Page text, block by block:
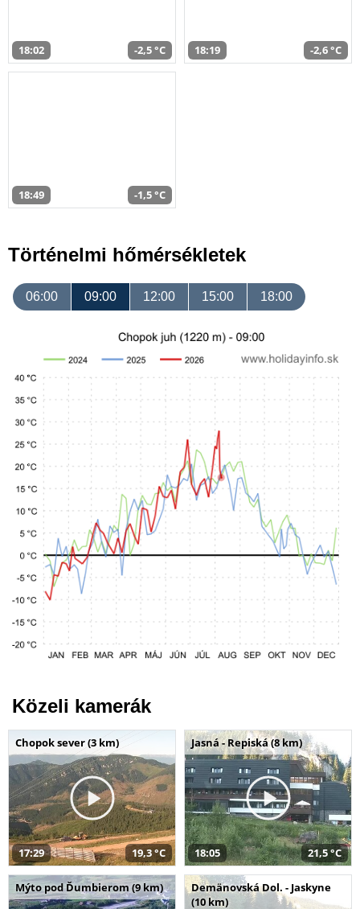
18:02 -2,5 °C 18:19 -2,6 °C
18:49 -1,5 °C
Történelmi hőmérsékletek
06:00 09:00 12:00 15:00 18:00
Közeli kamerák
Chopok sever (3 km)
17:29 19,3 °C
Jasná - Repiská (8 km)
18:05 21,5 °C
Mýto pod Ďumbierom (9 km)
Demänovská Dol. - Jaskyne
(10 km)